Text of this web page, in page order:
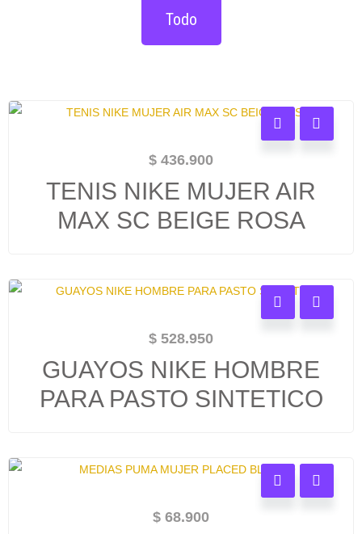
Todo
$ 436.900
TENIS NIKE MUJER AIR
MAX SC BEIGE ROSA
$ 528.950
GUAYOS NIKE HOMBRE
PARA PASTO SINTETICO
$ 68.900